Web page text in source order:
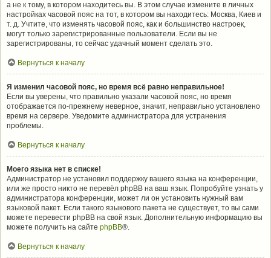
а не к тому, в котором находитесь вы. В этом случае измените в личных
настройках часовой пояс на тот, в котором вы находитесь: Москва, Киев и
т. д. Учтите, что изменять часовой пояс, как и большинство настроек,
могут только зарегистрированные пользователи. Если вы не
зарегистрированы, то сейчас удачный момент сделать это.
Вернуться к началу
Я изменил часовой пояс, но время всё равно неправильное!
Если вы уверены, что правильно указали часовой пояс, но время
отображается по-прежнему неверное, значит, неправильно установлено
время на сервере. Уведомите администратора для устранения
проблемы.
Вернуться к началу
Моего языка нет в списке!
Администратор не установил поддержку вашего языка на конференции,
или же просто никто не перевёл phpBB на ваш язык. Попробуйте узнать у
администратора конференции, может ли он установить нужный вам
языковой пакет. Если такого языкового пакета не существует, то вы сами
можете перевести phpBB на свой язык. Дополнительную информацию вы
можете получить на сайте phpBB®.
Вернуться к началу